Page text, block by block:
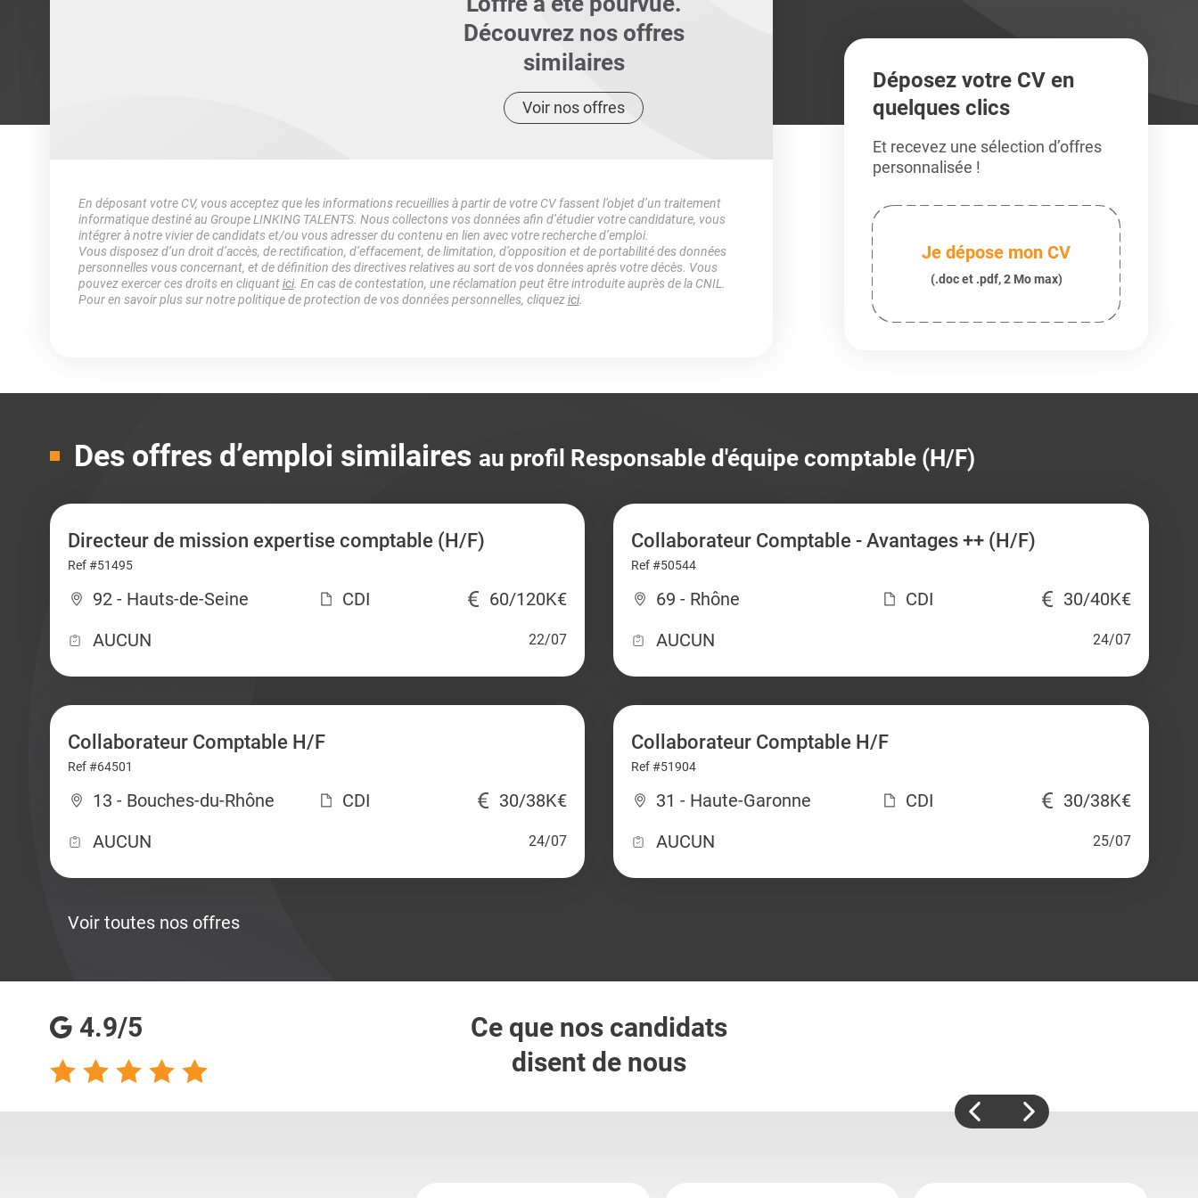
Découvrez nos offres
similaires
Voir nos offres
En déposant votre CV, vous acceptez que les informations recueillies à partir de votre CV fassent l’objet d’un traitement
informatique destiné au Groupe LINKING TALENTS. Nous collectons vos données afin d’étudier votre candidature, vous
intégrer à notre vivier de candidats et/ou vous adresser du contenu en lien avec votre recherche d’emploi.
Vous disposez d’un droit d’accès, de rectification, d’effacement, de limitation, d’opposition et de portabilité des données
personnelles vous concernant, et de définition des directives relatives au sort de vos données après votre décès. Vous
pouvez exercer ces droits en cliquantici. En cas de contestation, une réclamation peut être introduite auprès de la CNIL.
Pour en savoir plus sur notre politique de protection de vos données personnelles, cliquezici.
Déposez votre CV en
quelques clics
Et recevez une sélection d’offres
personnalisée !
Je dépose mon CV
(.doc et .pdf, 2 Mo max)
Des offres d’emploi similaires au profil Responsable d'équipe comptable (H/F)
Directeur de mission expertise comptable (H/F)
Ref #51495
92 - Hauts-de-Seine CDI
60/120K€
AUCUN
22/07
Collaborateur Comptable - Avantages ++ (H/F)
Ref #50544
69 - Rhône CDI
30/40K€
AUCUN
24/07
Collaborateur Comptable H/F
Ref #64501
13 - Bouches-du-Rhône CDI
30/38K€
AUCUN
24/07
Collaborateur Comptable H/F
Ref #51904
31 - Haute-Garonne CDI
30/38K€
AUCUN
25/07
Voir toutes nos offres
4.9/5
Ce que nos candidats
disent de nous